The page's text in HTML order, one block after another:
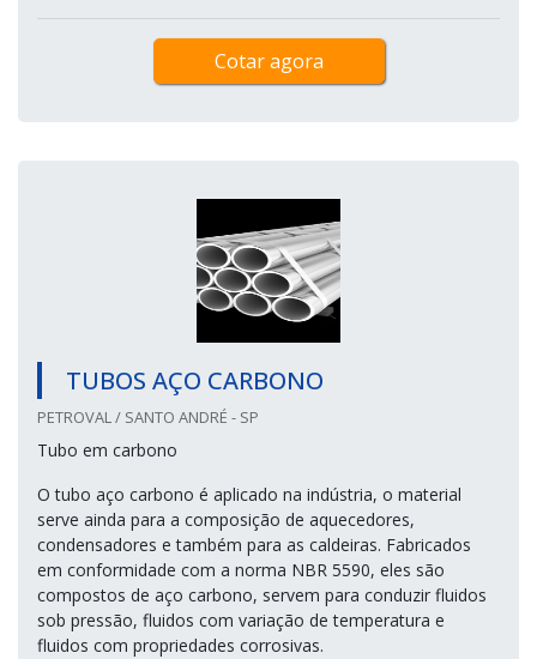
Cotar agora
TUBOS AÇO CARBONO
PETROVAL / SANTO ANDRÉ - SP
Tubo em carbono
O tubo aço carbono é aplicado na indústria, o material
serve ainda para a composição de aquecedores,
condensadores e também para as caldeiras. Fabricados
em conformidade com a norma NBR 5590, eles são
compostos de aço carbono, servem para conduzir fluidos
sob pressão, fluidos com variação de temperatura e
fluidos com propriedades corrosivas.